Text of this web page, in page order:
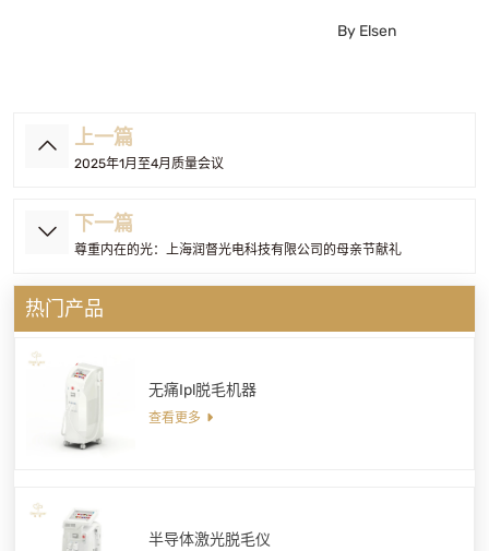
By Elsen
上一篇
2025年1月至4月质量会议
下一篇
尊重内在的光：上海润督光电科技有限公司的母亲节献礼
热门产品
无痛Ipl脱毛机器
查看更多
半导体激光脱毛仪